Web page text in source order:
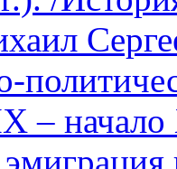
–